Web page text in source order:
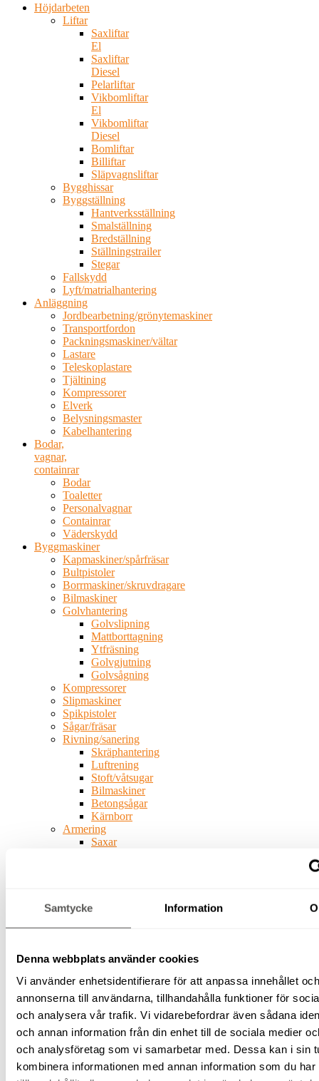
Samtycke Information
Denna webbplats använder cookies
Vi använder enhetsidentifierare för att anpassa innehållet och
annonserna till användarna, tillhandahålla funktioner för
och analysera vår trafik. Vi vidarebefordrar även sådana
och annan information från din enhet till de sociala medier
och analysföretag som vi samarbetar med. Dessa kan i sin
kombinera informationen med annan information som du har
Höjdarbeten
Liftar
Saxliftar
El
Saxliftar
Diesel
Pelarliftar
Vikbomliftar
El
Vikbomliftar
Diesel
Bomliftar
Billiftar
Släpvagnsliftar
Bygghissar
Byggställning
Hantverksställning
Smalställning
Bredställning
Ställningstrailer
Stegar
Fallskydd
Lyft/matrialhantering
Anläggning
Jordbearbetning/grönytemaskiner
Transportfordon
Packningsmaskiner/vältar
Lastare
Teleskoplastare
Tjältining
Kompressorer
Elverk
Belysningsmaster
Kabelhantering
Bodar,
vagnar,
containrar
Bodar
Toaletter
Personalvagnar
Containrar
Väderskydd
Byggmaskiner
Kapmaskiner/spårfräsar
Bultpistoler
Borrmaskiner/skruvdragare
Bilmaskiner
Golvhantering
Golvslipning
Mattborttagning
Ytfräsning
Golvgjutning
Golvsågning
Kompressorer
Slipmaskiner
Spikpistoler
Sågar/fräsar
Rivning/sanering
Skräphantering
Luftrening
Stoft/våtsugar
Bilmaskiner
Betongsågar
Kärnborr
Armering
Saxar
Blandare
Slodor
Fräsar
Bergborr
Spräckutrustning
Byggskivehantering
Vatten-
och
fukthantering
Pumpar
Avfuktare